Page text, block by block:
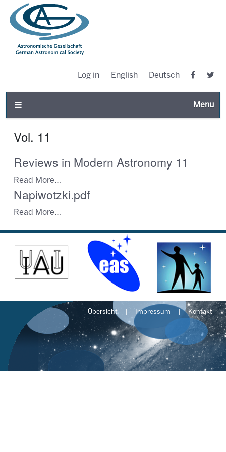
Log in English Deutsch
Toggle
Vol. 11
Reviews in Modern Astronomy 11
Read More…
Napiwotzki.pdf
Read More…
Übersicht Impressum Kontakt